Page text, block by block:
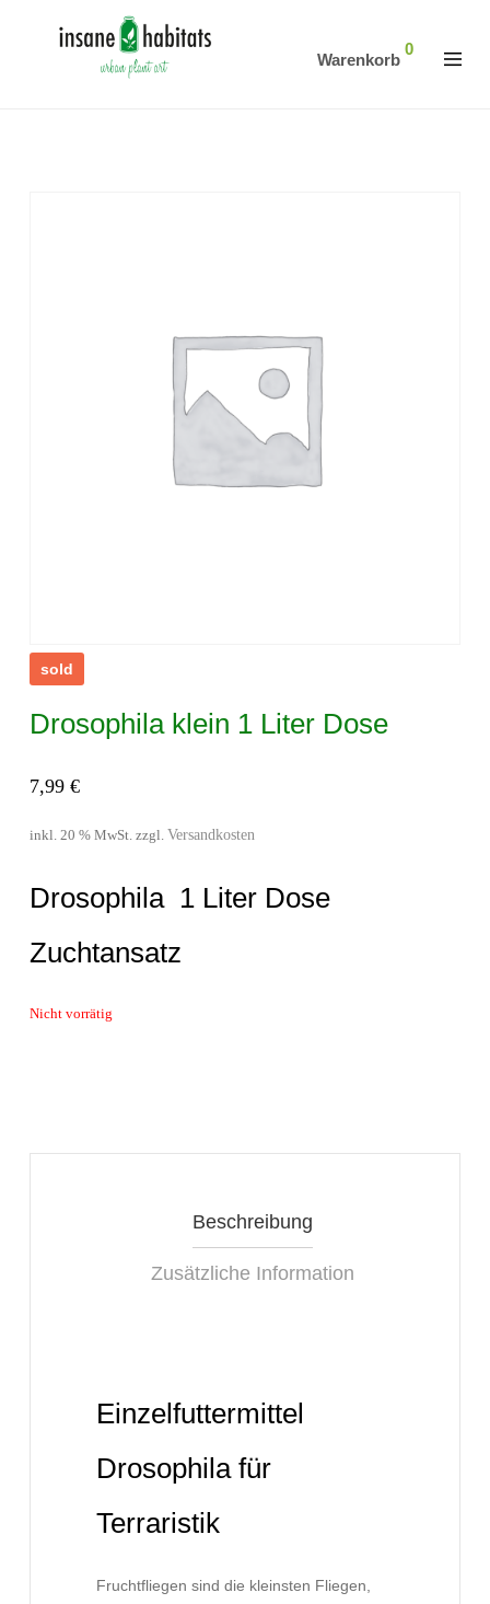
Warenkorb
0
sold
Drosophila klein 1 Liter Dose
7,99 €
inkl. 20 % MwSt. zzgl. Versandkosten
Drosophila 1 Liter Dose
Zuchtansatz
Nicht vorrätig
Beschreibung
Zusätzliche Information
Einzelfuttermittel
Drosophila für
Terraristik
Fruchtfliegen sind die kleinsten Fliegen,